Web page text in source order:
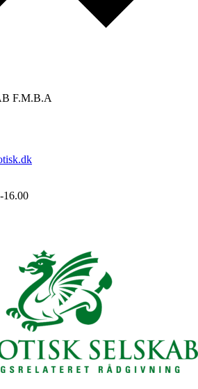
F.M.B.A
16.00